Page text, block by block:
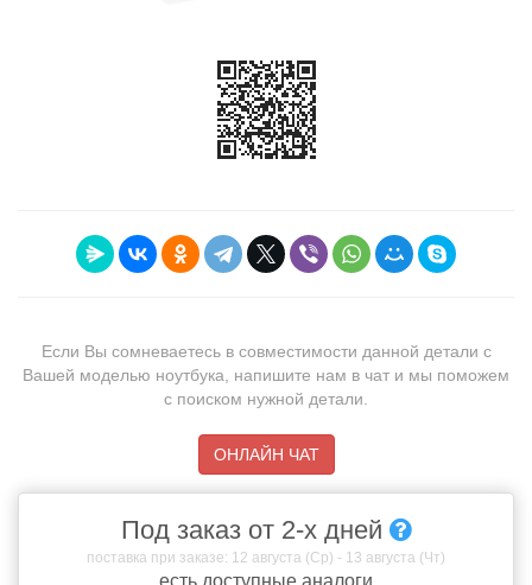
Если Вы сомневаетесь в совместимости данной детали с
Вашей моделью ноутбука, напишите нам в чат и мы поможем
с поиском нужной детали.
ОНЛАЙН ЧАТ
Под заказ от 2-х дней
поставка при заказе: 12 августа (Ср) - 13 августа (Чт)
есть доступные аналоги